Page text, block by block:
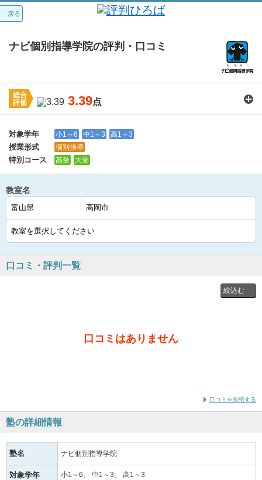
戻る
ナビ個別指導学院の評判・口コミ
総合
評価
3.39点
講師：3.7 カリキュラム：3.5 周りの環境：3.5
対象学年
小1～6 中1～3 高1～3
授業形式 個別指導
特別コース 高受 大受
教室名
口コミ・評判一覧
口コミはありません
口コミを投稿する
塾の詳細情報
塾名 ナビ個別指導学院
対象学年 小1～6 中1～3 高1～3